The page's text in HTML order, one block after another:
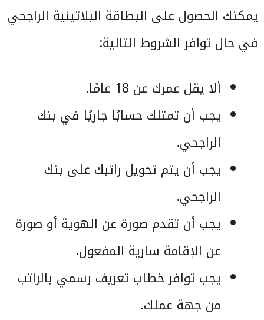
يمكنك الحصول على البطاقة البلاتينية الراجحي
في حال توافر الشروط التالية:
ألا يقل عمرك عن 18 عامًا.
يجب أن تمتلك حسابًا جاريًا في بنك
الراجحي.
يجب أن يتم تحويل راتبك على بنك
الراجحي.
يجب أن تقدم صورة عن الهوية أو صورة
عن الإقامة سارية المفعول.
يجب توافر خطاب تعريف رسمي بالراتب
من جهة عملك.